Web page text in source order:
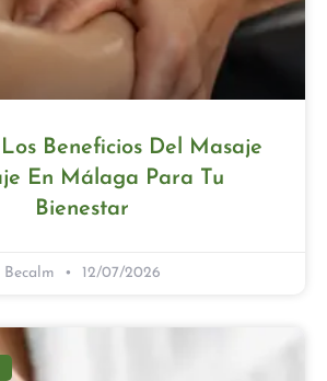
Beneficios Del Masaje
En Málaga Para Tu
Bienestar
Becalm 12/07/2026